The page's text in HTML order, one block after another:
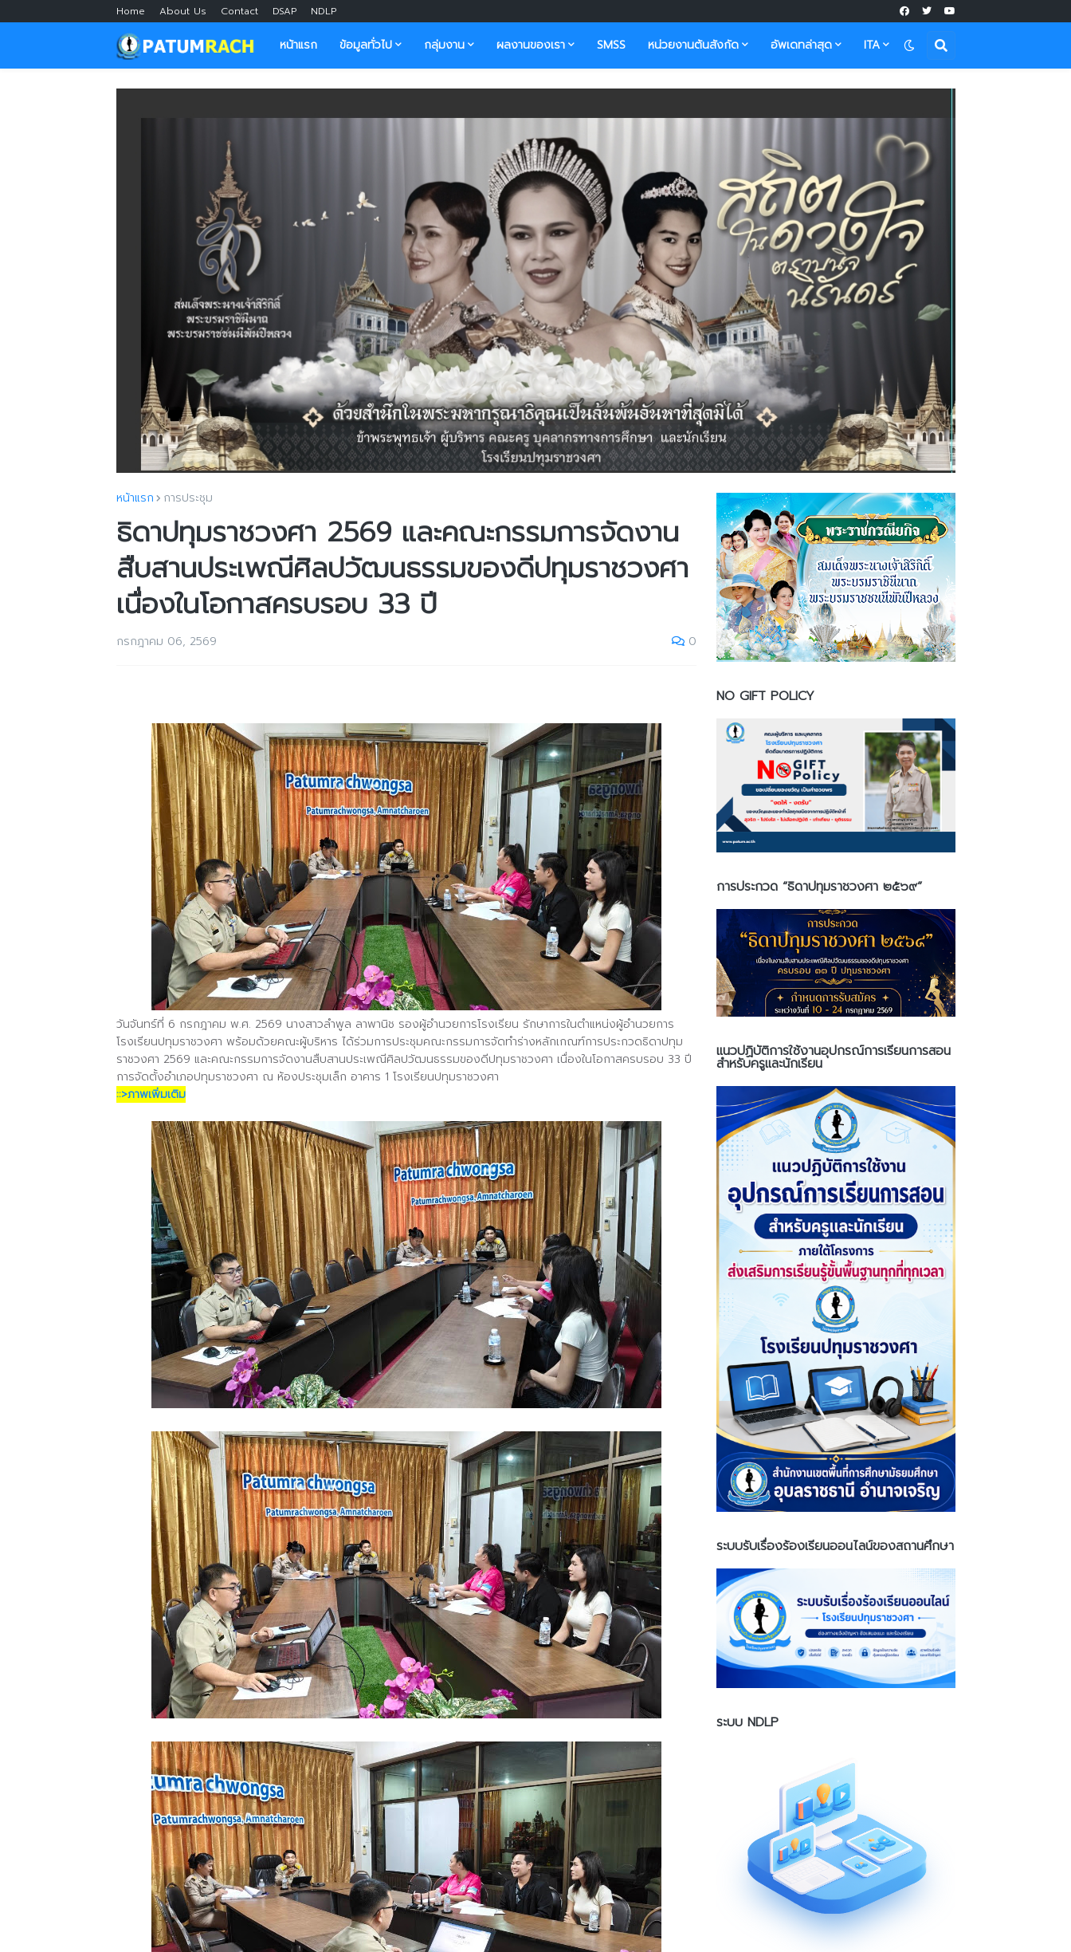
Home About Us Contact DSAP NDLP
หน้าแรก ข้อมูลทั่วไป กลุ่มงาน ผลงานของเรา SMSS หน่วยงานต้นสังกัด อัพเดทล่าสุด ITA
หน้าแรก การประชุม
ธิดาปทุมราชวงศา 2569 และคณะกรรมการจัดงาน
สืบสานประเพณีศิลปวัฒนธรรมของดีปทุมราชวงศา
เนื่องในโอกาสครบรอบ 33 ปี
กรกฎาคม 06, 2569 0
วันจันทร์ที่ 6 กรกฎาคม พ.ศ. 2569 นางสาวลำพูล ลาพานิช รองผู้อำนวยการโรงเรียน รักษาการในตำแหน่งผู้อำนวยการ
โรงเรียนปทุมราชวงศา พร้อมด้วยคณะผู้บริหาร ได้ร่วมการประชุมคณะกรรมการจัดทำร่างหลักเกณฑ์การประกวดธิดาปทุม
ราชวงศา 2569 และคณะกรรมการจัดงานสืบสานประเพณีศิลปวัฒนธรรมของดีปทุมราชวงศา เนื่องในโอกาสครบรอบ 33 ปี
การจัดตั้งอำเภอปทุมราชวงศา ณ ห้องประชุมเล็ก อาคาร 1 โรงเรียนปทุมราชวงศา
::>ภาพเพิ่มเติม
NO GIFT POLICY
การประกวด “ธิดาปทุมราชวงศา ๒๕๖๙”
แนวปฏิบัติการใช้งานอุปกรณ์การเรียนการสอน
สำหรับครูและนักเรียน
ระบบรับเรื่องร้องเรียนออนไลน์ของสถานศึกษา
ระบบ NDLP